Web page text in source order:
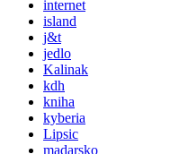
internet
island
j&t
jedlo
Kalinak
kdh
kniha
kyberia
Lipsic
madarsko